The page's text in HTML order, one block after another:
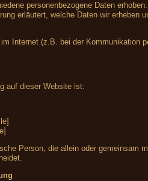
personenbezogene Daten
erläutert, welche Daten wir
Internet (z.B. bei der
auf dieser Website ist:
Person, die allein oder gemeinsam